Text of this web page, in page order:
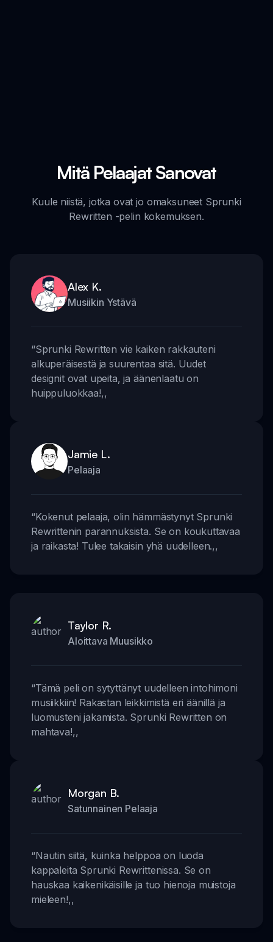
Mitä Pelaajat Sanovat
Kuule niistä, jotka ovat jo omaksuneet Sprunki
Rewritten -pelin kokemuksen.
Alex K.
Musiikin Ystävä
“Sprunki Rewritten vie kaiken rakkauteni
alkuperäisestä ja suurentaa sitä. Uudet
designit ovat upeita, ja äänenlaatu on
huippuluokkaa!,,
Jamie L.
Pelaaja
“Kokenut pelaaja, olin hämmästynyt Sprunki
Rewrittenin parannuksista. Se on koukuttavaa
ja raikasta! Tulee takaisin yhä uudelleen.,,
Taylor R.
Aloittava Muusikko
“Tämä peli on sytyttänyt uudelleen intohimoni
musiikkiin! Rakastan leikkimistä eri äänillä ja
luomusteni jakamista. Sprunki Rewritten on
mahtava!,,
Morgan B.
Satunnainen Pelaaja
“Nautin siitä, kuinka helppoa on luoda
kappaleita Sprunki Rewrittenissa. Se on
hauskaa kaikenikäisille ja tuo hienoja muistoja
mieleen!,,